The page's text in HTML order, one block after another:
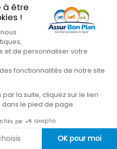
à être
!
et de personnaliser votre
fonctionnalités de notre site
la suite, cliquez sur le lien
le pied de page.
par
OK pour moi
XJR SP
XVS MIDNIGHT STAR
MIDNIGHT STAR
TOUR CLASSIC
XVZ VENTURE
XVZ ROYAL STAR
XV WILD STAR
XV WILD STAR